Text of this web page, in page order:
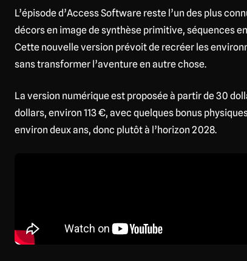
L’épisode d’Access Software reste l’un des plus
décors en image de synthèse primitive, séquences
Cette nouvelle version prévoit de recréer les
sans transformer l’aventure en autre chose.
La version numérique est proposée à partir de 30
dollars, environ 113 €, avec quelques bonus
environ deux ans, donc plutôt à l’horizon 2028.